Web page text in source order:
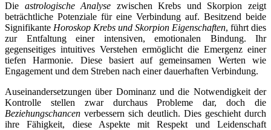
Die astrologische Analyse zwischen Krebs und Skorpion zeigt
beträchtliche Potenziale für eine Verbindung auf. Besitzend beide
Signifikante Horoskop Krebs und Skorpion Eigenschaften, führt dies
zur Entfaltung einer intensiven, emotionalen Bindung. Ihr
gegenseitiges intuitives Verstehen ermöglicht die Emergenz einer
tiefen Harmonie. Diese basiert auf gemeinsamen Werten wie
Engagement und dem Streben nach einer dauerhaften Verbindung.
Auseinandersetzungen über Dominanz und die Notwendigkeit der
Kontrolle stellen zwar durchaus Probleme dar, doch die
Beziehungschancen verbessern sich deutlich. Dies geschieht durch
ihre Fähigkeit, diese Aspekte mit Respekt und Leidenschaft